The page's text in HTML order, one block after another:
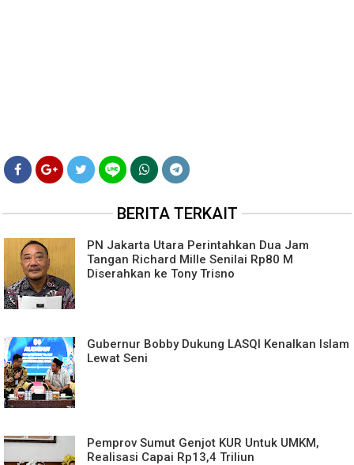
BERITA TERKAIT
PN Jakarta Utara Perintahkan Dua Jam
Tangan Richard Mille Senilai Rp80 M
Diserahkan ke Tony Trisno
Gubernur Bobby Dukung LASQI Kenalkan Islam
Lewat Seni
Pemprov Sumut Genjot KUR Untuk UMKM,
Realisasi Capai Rp13,4 Triliun